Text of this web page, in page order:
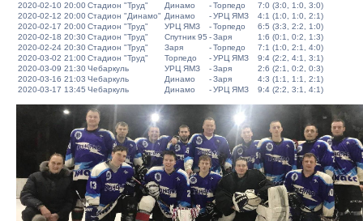
2020-02-10 20:00Стадион "Труд" Динамо -Торпедо
7:0 (3:0, 1:0, 3:0)
2020-02-12 20:00Стадион "Динамо" Динамо -УРЦ ЯМЗ
4:1 (1:0, 1:0, 2:1)
2020-02-17 20:00Стадион "Труд" УРЦ ЯМЗ -Торпедо
6:5 (3:3, 2:2, 1:0)
2020-02-18 20:30Стадион "Труд" Спутник 95 -Заря
1:6 (0:1, 0:2, 1:3)
2020-02-24 20:30Стадион "Труд" Заря -Торпедо
7:1 (1:0, 2:1, 4:0)
2020-03-02 21:00Стадион "Труд" Торпедо -УРЦ ЯМЗ
9:4 (2:2, 4:1, 3:1)
2020-03-09 21:30Чебаркуль УРЦ ЯМЗ -Заря
2:6 (2:1, 0:2, 0:3)
2020-03-16 21:03 Чебаркуль Динамо -Заря
4:3 (1:1, 1:1, 2:1)
2020-03-17 13:45 Чебаркуль Динамо -УРЦ ЯМЗ 9:4 (2:2, 3:1, 4:1)